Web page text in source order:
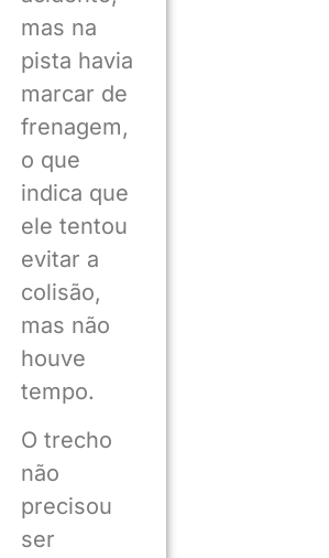
mas na
pista havia
marcar de
frenagem,
o que
indica que
ele tentou
evitar a
colisão,
mas não
houve
tempo.
O trecho
não
precisou
ser